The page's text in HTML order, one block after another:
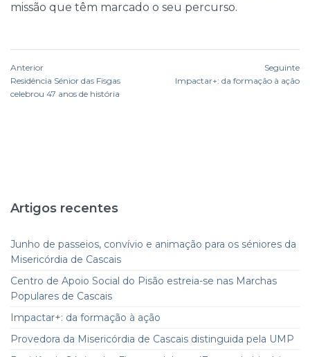
missão que têm marcado o seu percurso.
Anterior
Residência Sénior das Fisgas
celebrou 47 anos de história
Seguinte
Impactar+: da formação à ação
Artigos recentes
Junho de passeios, convívio e animação para os séniores da
Misericórdia de Cascais
Centro de Apoio Social do Pisão estreia-se nas Marchas
Populares de Cascais
Impactar+: da formação à ação
Provedora da Misericórdia de Cascais distinguida pela UMP